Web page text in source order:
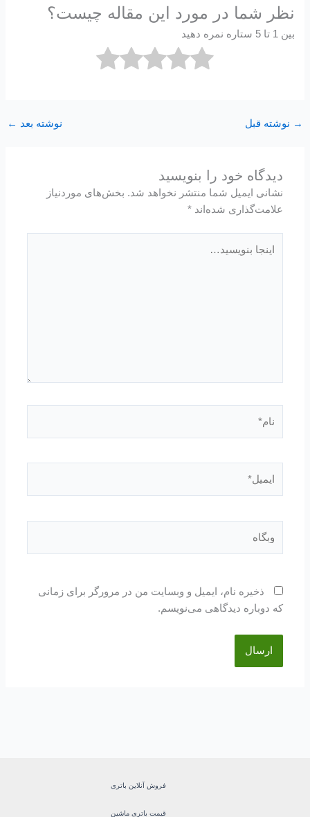
نظر شما در مورد این مقاله چیست؟
بین 1 تا 5 ستاره نمره دهید
→ نوشته قبل نوشته بعد ←
دیدگاه‌ خود را بنویسید
نشانی ایمیل شما منتشر نخواهد شد. بخش‌های موردنیاز
علامت‌گذاری شده‌اند*
بنویسید…
ذخیره نام، ایمیل و وبسایت من در مرورگر برای زمانی
که دوباره دیدگاهی می‌نویسم.
فروش آنلاین باتری
قیمت باتری ماشین